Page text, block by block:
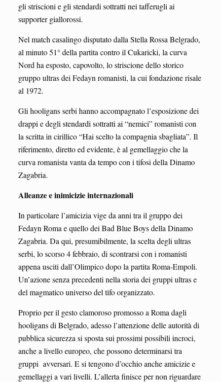
gli striscioni e gli stendardi sottratti nei tafferugli ai
supporter giallorossi.
Nel match casalingo disputato dalla Stella Rossa Belgrado,
al minuto 51° della partita contro il Cukaricki, la curva
Nord ha esposto, capovolto, lo striscione dello storico
gruppo ultras dei Fedayn romanisti, la cui fondazione risale
al 1972.
Gli hooligans serbi hanno accompagnato l’esposizione dei
drappi e degli stendardi sottratti ai “nemici” romanisti con
la scritta in cirillico “Hai scelto la compagnia sbagliata”. Il
riferimento, diretto ed evidente, è al gemellaggio che la
curva romanista vanta da tempo con i tifosi della Dinamo
Zagabria.
Alleanze e inimicizie internazionali
In particolare l’amicizia vige da anni tra il gruppo dei
Fedayn Roma e quello dei Bad Blue Boys della Dinamo
Zagabria. Da qui, presumibilmente, la scelta degli ultras
serbi, lo scorso 4 febbraio, di scontrarsi con i romanisti
appena usciti dall’Olimpico dopo la partita Roma-Empoli.
Un’azione senza precedenti nella storia dei gruppi ultras e
del magmatico universo del tifo organizzato.
Proprio per il gesto clamoroso promosso a Roma dagli
hooligans di Belgrado, adesso l’attenzione delle autorità di
pubblica sicurezza si sposta sui prossimi possibili incroci,
anche a livello europeo, che possono determinarsi tra
gruppi avversari. E si tengono d’occhio anche amicizie e
gemellaggi a vari livelli. L’allerta finisce per non riguardare